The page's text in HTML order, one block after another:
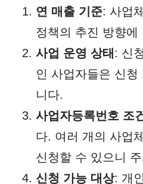
연 매출 기준: 사업
정책의 추진 방향
사업 운영 상태 : 신
인 사업자들은 신
니다.
사업자등록번호 조
다. 여러 개의 사업
신청할 수 있으니
신청 가능 대상: 개